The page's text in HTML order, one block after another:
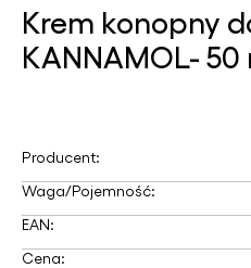
Krem konopny
KANNAMOL- 50
Producent:
Waga/Pojemność:
EAN:
Cena: